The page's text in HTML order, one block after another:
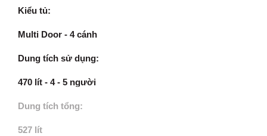
Kiểu tủ:
Multi Door - 4 cánh
Dung tích sử dụng:
470 lít - 4 - 5 người
Dung tích tổng:
527 lít